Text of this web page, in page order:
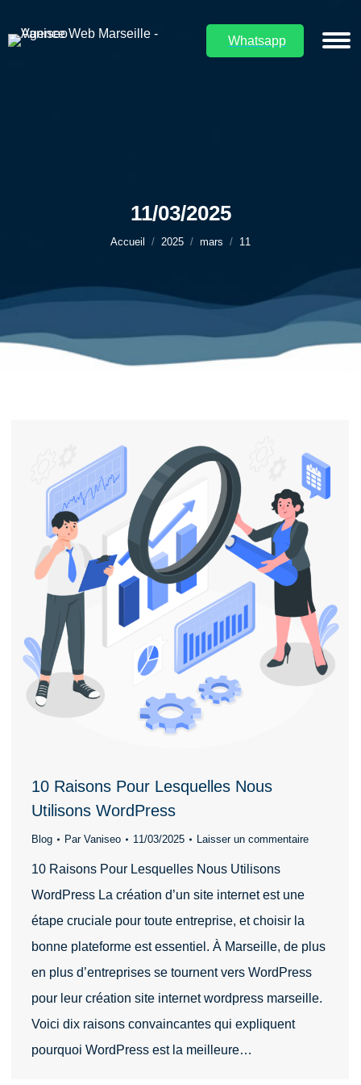
Whatsapp
11/03/2025
Vous êtes ici :
Accueil 2025 mars 11
10 Raisons Pour Lesquelles Nous
Utilisons WordPress
Blog Par Vaniseo 11/03/2025 Laisser un commentaire
10 Raisons Pour Lesquelles Nous Utilisons
WordPress La création d’un site internet est une
étape cruciale pour toute entreprise, et choisir la
bonne plateforme est essentiel. À Marseille, de plus
en plus d’entreprises se tournent vers WordPress
pour leur création site internet wordpress marseille.
Voici dix raisons convaincantes qui expliquent
pourquoi WordPress est la meilleure…